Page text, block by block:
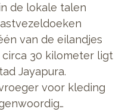
de lokale talen
van de eilandjes
30 kilometer ligt
Jayapura.
voor kleding